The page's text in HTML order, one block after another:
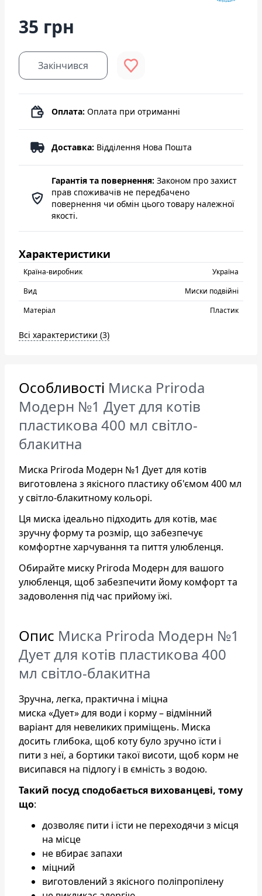
35 грн
Закінчився
Оплата: Оплата при отриманні
Доставка: Відділення Нова Пошта
Гарантія та повернення: Законом про захист
прав споживачів не передбачено
повернення чи обмін цього товару належної
якості.
Характеристики
Країна-виробник
Україна
Вид
Миски подвійні
Матеріал
Пластик
Всі характеристики (3)
Особливості Миска Priroda
Модерн №1 Дует для котів
пластикова 400 мл світло-
блакитна
Миска Priroda Модерн №1 Дует для котів
виготовлена з якісного пластику об'ємом 400 мл
у світло-блакитному кольорі.
Ця миска ідеально підходить для котів, має
зручну форму та розмір, що забезпечує
комфортне харчування та пиття улюбленця.
Обирайте миску Priroda Модерн для вашого
улюбленця, щоб забезпечити йому комфорт та
задоволення під час прийому їжі.
Опис Миска Priroda Модерн №1
Дует для котів пластикова 400
мл світло-блакитна
Зручна, легка, практична і міцна
миска «Дует» для води і корму – відмінний
варіант для невеликих приміщень. Миска
досить глибока, щоб коту було зручно їсти і
пити з неї, а бортики такої висоти, щоб корм не
висипався на підлогу і в ємність з водою.
Такий посуд сподобається вихованцеві, тому
що:
дозволяє пити і їсти не переходячи з місця
на місце
не вбирає запахи
міцний
виготовлений з якісного поліпропілену